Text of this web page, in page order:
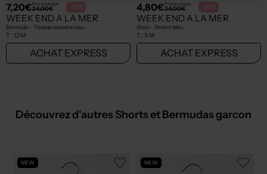
7,20€ Prix boutique :
24,00€ -70%
WEEK END A LA MER
Bermuda - Tissage popeline bleu
T : 12 M
ACHAT EXPRESS
4,80€ Prix boutique :
24,00€ -80%
WEEK END A LA MER
Short - Stretch bleu
T : 3 M
ACHAT EXPRESS
Découvrez d'autres Shorts et Bermudas garcon
NEW NEW